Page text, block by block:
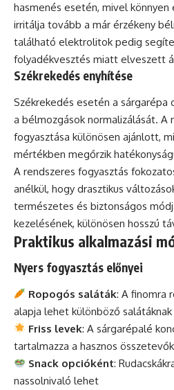
hasmenés esetén, mivel
irritálja tovább a már érzékeny
található elektrolitok pedig
folyadékvesztés miatt elveszett
Székrekedés enyhítése
Székrekedés esetén a
a bélmozgások normalizálását. A
fogyasztása különösen ajánlott,
mértékben megőrzik
A rendszeres fogyasztás
anélkül, hogy drasztikus
természetes és biztonságos
kezelésének, különösen hosszú
Praktikus alkalmazási
Nyers fogyasztás előnyei
Ropogós saláták: A finomra
alapja lehet különböző salátáknak
Friss levek: A sárgarépalé
tartalmazza a hasznos
Snack opcióként:
nassolnivaló lehet